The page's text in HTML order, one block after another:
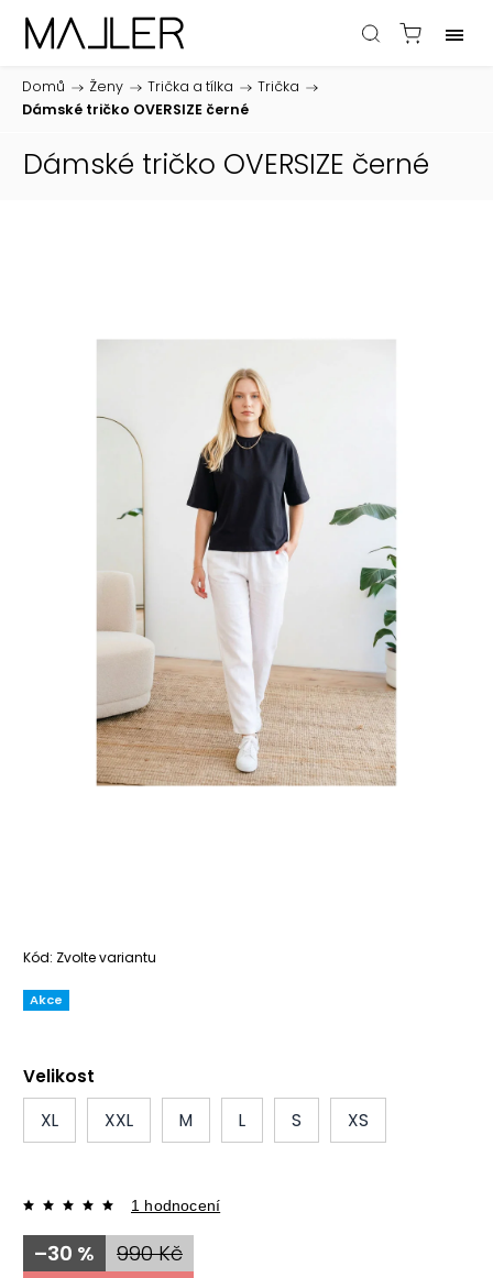
Domů / Ženy / Trička a tílka / Trička /
Dámské tričko OVERSIZE černé
Dámské tričko OVERSIZE černé
Kód: Zvolte variantu
Akce
Velikost
XL
XXL M L S XS
1 hodnocení
990 Kč
–30 %